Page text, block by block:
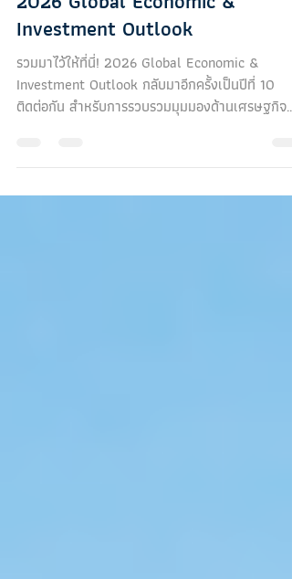
Investment Outlook
รวมมาไว้ให้ที่นี่! 2026 Global Economic &
Investment Outlook กลับมาอีกครั้งเป็นปีที่ 10
ติดต่อกัน สำหรับการรวบรวมมุมมองด้านเศรษฐกิจ
สถาบันการเงิน/กลุ่มธุรกิจจัดการลงทุน/กลุ่มธุรกิจ
ธนาคาร/ที่ปรึกษาการลงทุน ฯลฯ ชั้นนำระดับแนวหน้า